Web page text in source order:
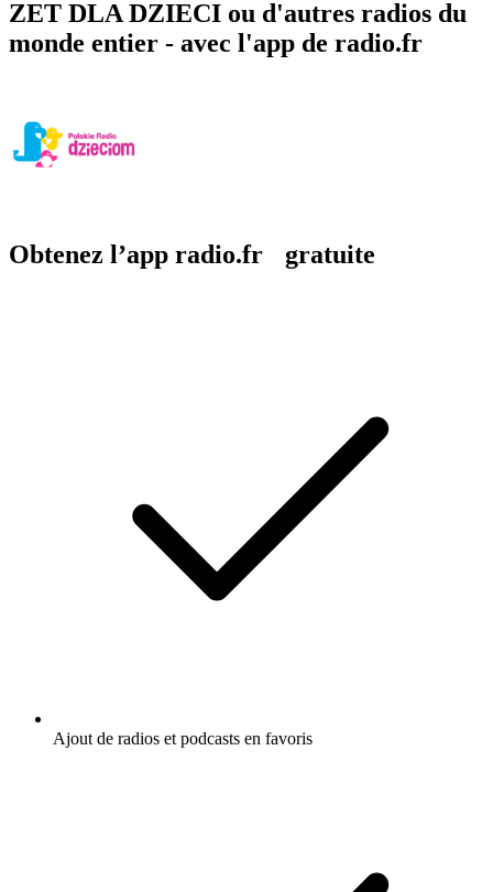
ZET DLA DZIECI ou d'autres radios du
monde entier - avec l'app de radio.fr
Obtenez l’app radio.fr gratuite
Ajout de radios et podcasts en favoris